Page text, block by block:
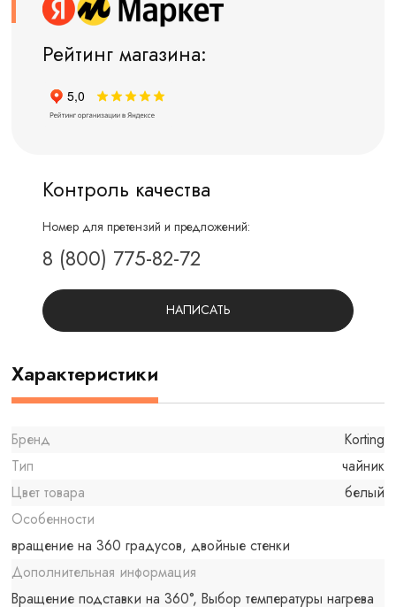
Рейтинг магазина:
Контроль качества
Номер для претензий и предложений:
8 (800) 775-82-72
НАПИСАТЬ
Характеристики
Бренд
Korting
Тип
чайник
Цвет товара
белый
Особенности
вращение на 360 градусов, двойные стенки
Дополнительная информация
Вращение подставки на 360°, Выбор температуры нагрева